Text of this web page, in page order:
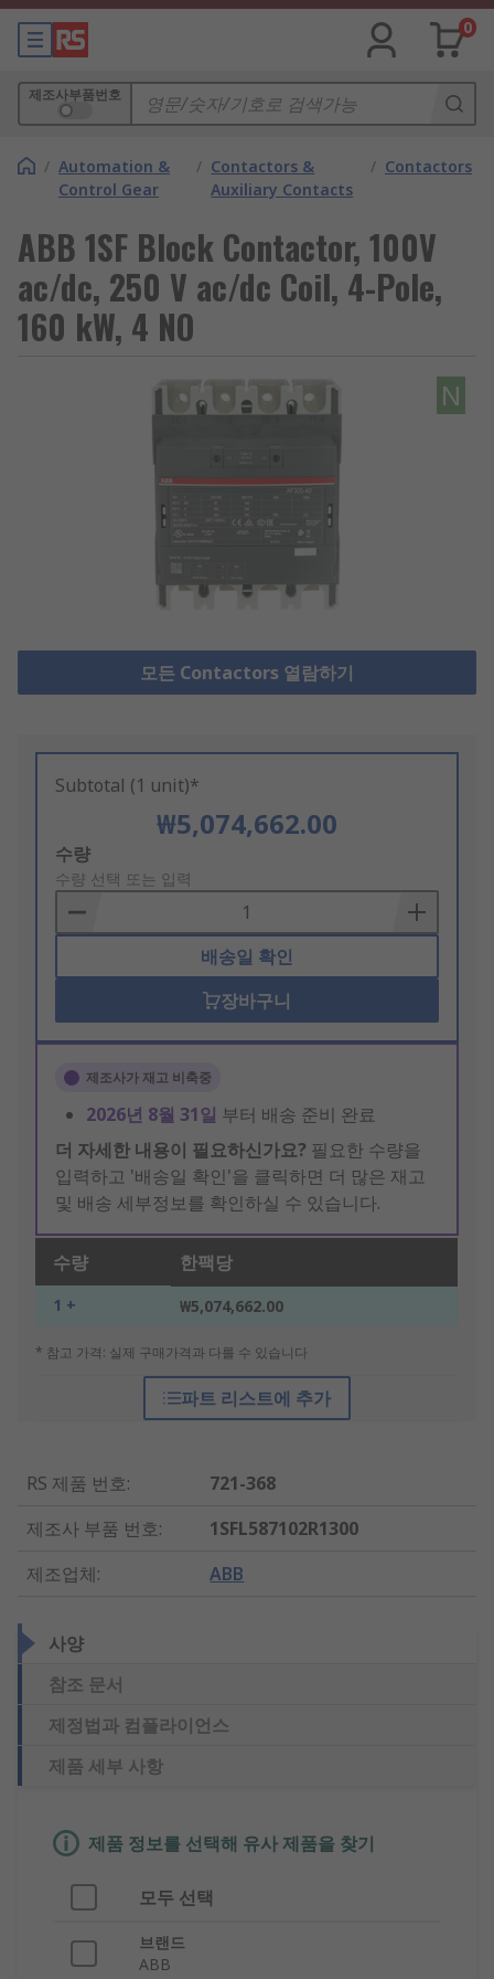
0
제조사부품번호
/ Automation &
Control Gear
/ Contactors &
Auxiliary Contacts
/ Contactors
ABB 1SF Block Contactor, 100V
ac/dc, 250 V ac/dc Coil, 4-Pole,
160 kW, 4 NO
N
모든 Contactors 열람하기
Subtotal (1 unit)*
₩5,074,662.00
Add
to
Basket
수량
수량 선택 또는 입력
배송일 확인
장바구니
제조사가 재고 비축중
2026년 8월 31일 부터 배송 준비 완료
더 자세한 내용이 필요하신가요? 필요한 수량을
입력하고 '배송일 확인'을 클릭하면 더 많은 재고
및 배송 세부정보를 확인하실 수 있습니다.
수량 한팩당
1 + ₩5,074,662.00
* 참고 가격: 실제 구매가격과 다를 수 있습니다
파트 리스트에 추가
RS 제품 번호:
721-368
제조사 부품 번호:
1SFL587102R1300
제조업체: ABB
사양
참조 문서
제정법과 컴플라이언스
제품 세부 사항
제품 정보를 선택해 유사 제품을 찾기
모두 선택
브랜드
ABB